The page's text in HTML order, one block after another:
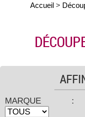
Accueil>
MARQUE :